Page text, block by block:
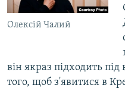
Олексій Чалий
він якраз підходить
того, щоб з'явитися в